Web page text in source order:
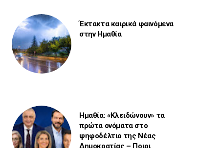
Έκτακτα καιρικά φαινόμενα
στην Ημαθία
Ημαθία: «Κλειδώνουν» τα
πρώτα ονόματα στο
ψηφοδέλτιο της Νέας
Δημοκρατίας – Ποιοι